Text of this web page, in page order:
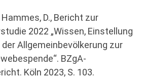
D., Bericht zur
2022 „Wissen, Einstellung
Allgemeinbevölkerung zur
BZgA-
Köln 2023, S. 103.